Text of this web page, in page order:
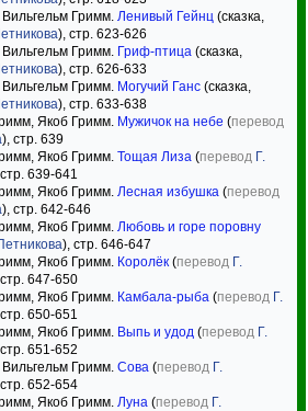
Гримм. Ленивый Гейнц (сказка,
), стр. 623-626
Гримм. Гриф-птица (сказка,
), стр. 626-633
Гримм. Могучий Ганс (сказка,
), стр. 633-638
Якоб Гримм. Мужичок на небе (перевод
), стр. 639
Якоб Гримм. Тощая Лиза (перевод Г.
639-641
Якоб Гримм. Лесная избушка (перевод
), стр. 642-646
Якоб Гримм. Любовь и горе поровну
), стр. 646-647
Якоб Гримм. Королёк (перевод Г.
647-650
Якоб Гримм. Камбала-рыба (перевод Г.
650-651
Якоб Гримм. Выпь и удод (перевод Г.
651-652
Гримм. Сова (перевод Г.
652-654
Якоб Гримм. Луна (перевод Г.